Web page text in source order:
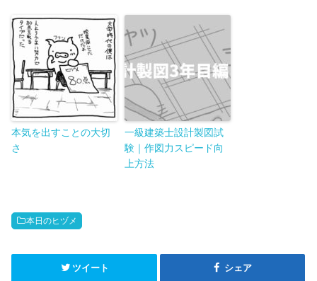
本気を出すことの大切
さ
一級建築士設計製図試
験｜作図力スピード向
上方法
本日のヒヅメ
ツイート シェア